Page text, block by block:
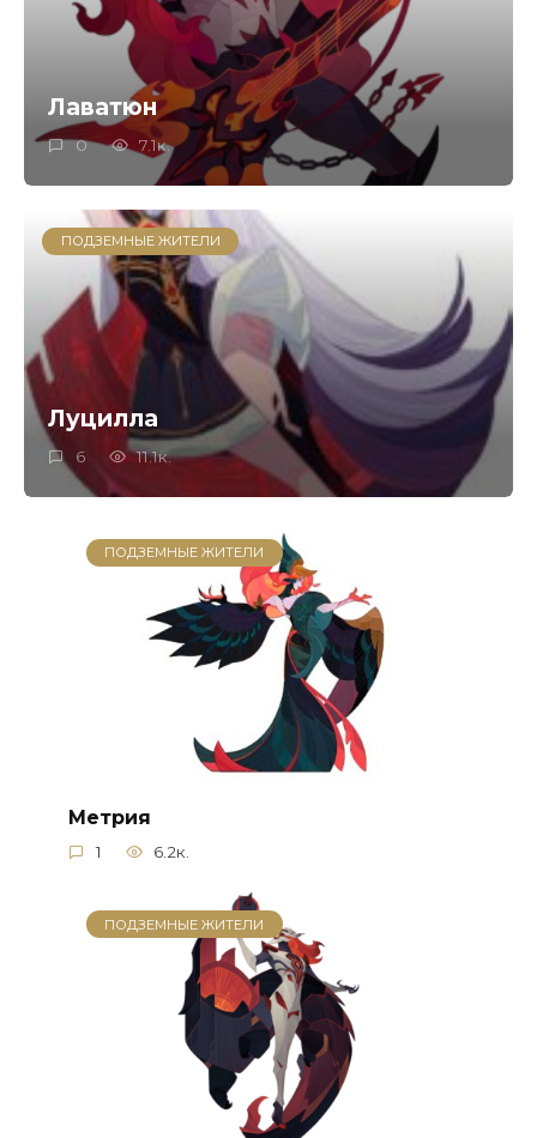
Лаватюн
0 7.1к.
ПОДЗЕМНЫЕ ЖИТЕЛИ
Луцилла
6 11.1к.
ПОДЗЕМНЫЕ ЖИТЕЛИ
Метрия
1 6.2к.
ПОДЗЕМНЫЕ ЖИТЕЛИ